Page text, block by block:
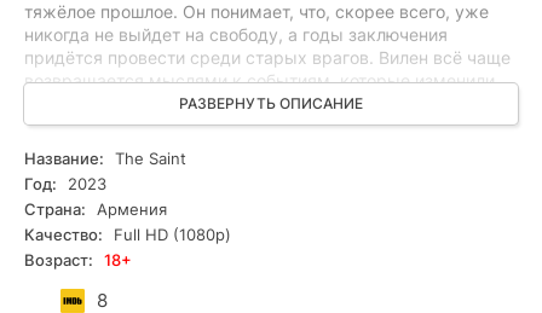
тяжёлое прошлое. Он понимает, что, скорее всего, уже
никогда не выйдет на свободу, а годы заключения
придётся провести среди старых врагов. Вилен всё чаще
возвращается мыслями к событиям, которые изменили
его жизнь. Когда-то во время прогулки с братом они
случайно стали свидетелями расправы над человеком, и
любопытство брата стоило ему жизни. После этой
трагедии Святой поклялся найти виновных и отомстить.
Вскоре судьба сводит его с аферистом Саро, который
помогает ему собрать собственную преступную
группировку.
РАЗВЕРНУТЬ ОПИСАНИЕ
Название:
The Saint
Год:
2023
Страна:
Армения
Качество:
Full HD (1080p)
Возраст:
18+
8